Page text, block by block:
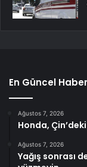
En Güncel
Ağustos 7, 2026
Honda, Çin’deki
Ağustos 7, 2026
Yağış sonrası